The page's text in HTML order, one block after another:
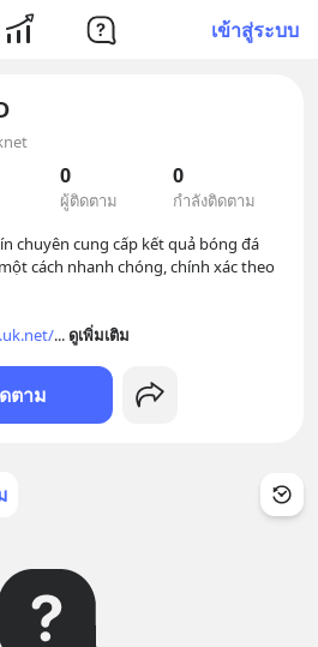
เข้าสู่ระบบ
0
ผู้ติดตาม
0
กำลังติดตาม
chuyên cung cấp kết quả bóng đá
cách nhanh chóng, chính xác theo
... ดูเพิ่มเติม
ตาม